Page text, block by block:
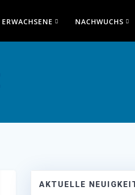
ERWACHSENE NACHWUCHS
AKTUELLE